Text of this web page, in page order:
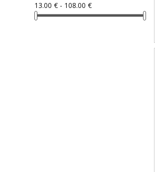
13.00 € - 108.00 €